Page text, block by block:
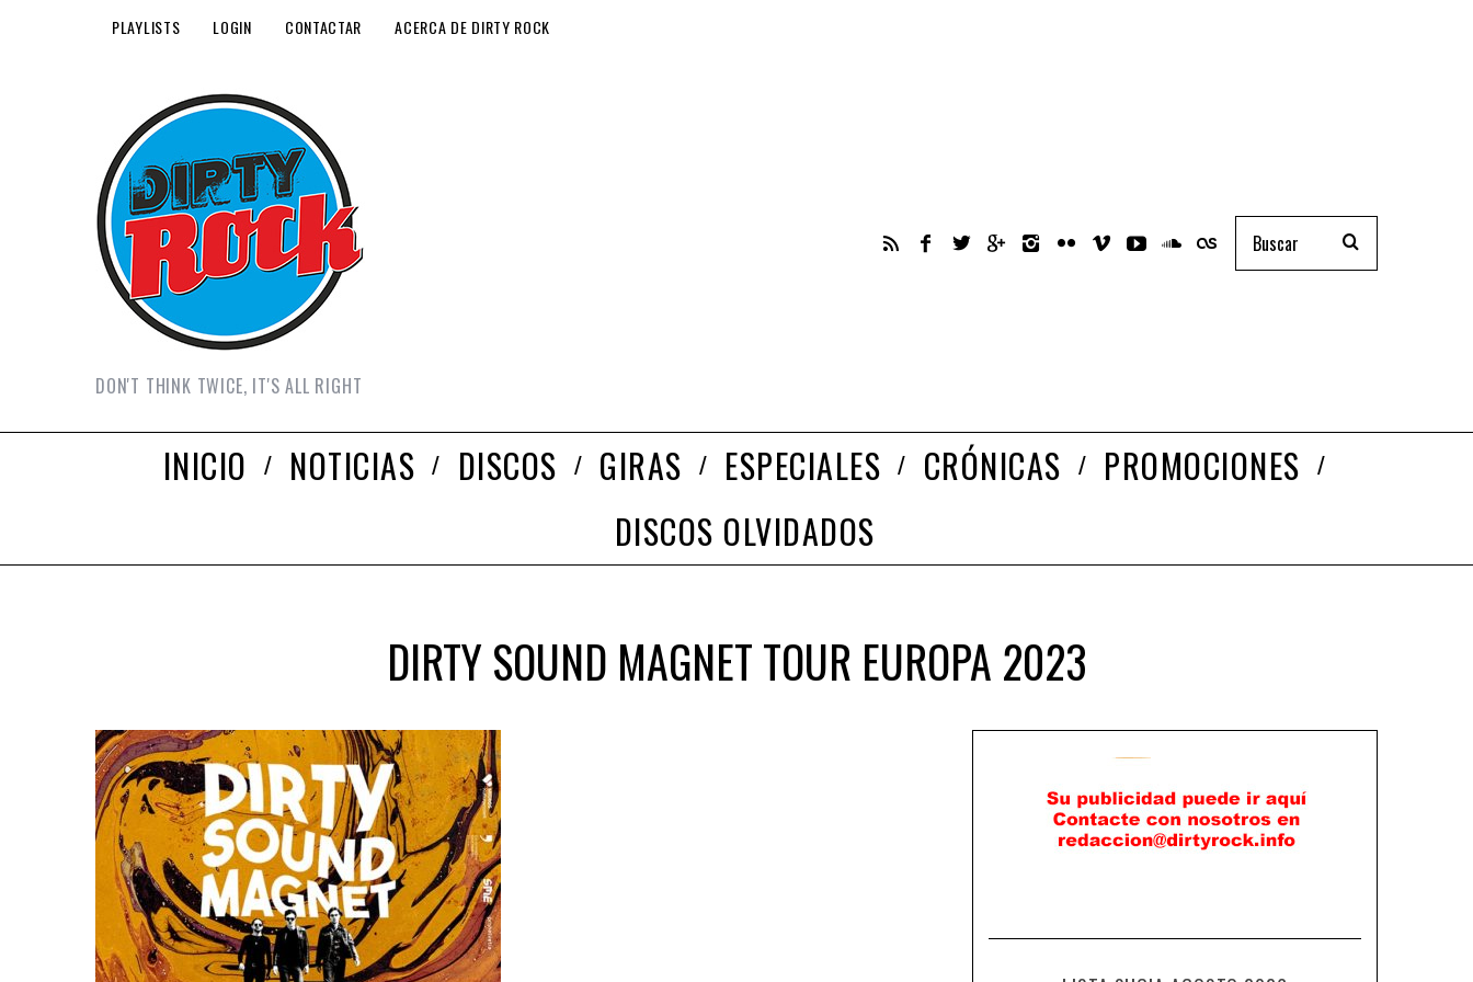
PLAYLISTS LOGIN CONTACTAR ACERCA DE DIRTY ROCK
DON'T THINK TWICE, IT'S ALL RIGHT
INICIO NOTICIAS DISCOS GIRAS ESPECIALES CRÓNICAS
PROMOCIONES
DISCOS OLVIDADOS
DIRTY SOUND MAGNET TOUR EUROPA 2023